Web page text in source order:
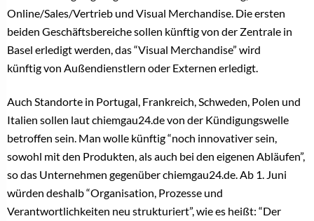
Online/Sales/Vertrieb und Visual Merchandise. Die ersten
beiden Geschäftsbereiche sollen künftig von der Zentrale in
Basel erledigt werden, das “Visual Merchandise” wird
künftig von Außendienstlern oder Externen erledigt.
Auch Standorte in Portugal, Frankreich, Schweden, Polen und
Italien sollen laut chiemgau24.de von der Kündigungswelle
betroffen sein. Man wolle künftig “noch innovativer sein,
sowohl mit den Produkten, als auch bei den eigenen Abläufen”,
so das Unternehmen gegenüber chiemgau24.de. Ab 1. Juni
würden deshalb “Organisation, Prozesse und
Verantwortlichkeiten neu strukturiert”, wie es heißt: “Der